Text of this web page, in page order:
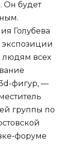
Он будет
Голубева
экспозиции
людям всех
фигур, —
группы по
форуме